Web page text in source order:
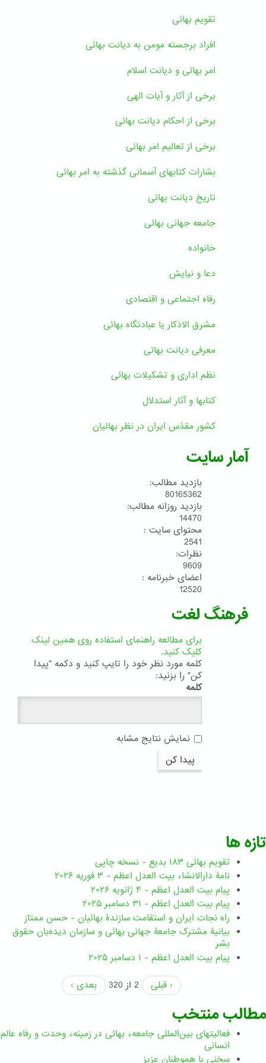
تقویم بهائی
افراد برجسته مومن به دیانت بهائی
امر بهائی و دیانت اسلام
برخی از آثار و آیات الهی
برخی از احکام دیانت بهائی
برخی از تعالیم امر بهائی
بشارات کتابهای آسمانی گذشته به امر بهائی
تاریخ دیانت بهائی
جامعه جهانی بهائی
خانواده
دعا و نیایش
رفاه اجتماعی و اقتصادی
مشرق الاذکار یا عبادتگاه بهائی
معرفی دیانت بهائی
نظم اداری و تشکیلات بهائی
کتابها و آثار استدلال
کشور مقدّس ایران در نظر بهائیان
آمار سایت
بازدید مطالب:
80165362
بازدید روزانه مطالب:
14470
محتوای سایت :
2541
نظرات:
9609
اعضای خبرنامه :
12520
فرهنگ لغت
برای مطالعه راهنمای استفاده روی همین لینک
کلیک کنید.
کلمه مورد نظر خود را تایپ کنید و دکمه "پیدا
کن" را بزنید:
کلمه
نمایش نتایج مشابه
پیدا کن
تازه ها
تقویم بهائی ۱۸۳ بدیع - نسخه چاپی
نامۀ دارالانشاء بیت العدل اعظم - ۳ فوریه ۲۰۲۶
پیام بیت العدل اعظم - ۴ ژانویه ۲۰۲۶
پیام بیت العدل اعظم - ۳۱ دسامبر ۲۰۲۵
راه نجات ایران و استقامت سازندۀ بهائیان - حسن ممتاز
بیانیۀ مشترک جامعۀ جهانی بهائی و سازمان دیده‌بان حقوق
بشر
پیام بیت العدل اعظم - ۱ دسامبر ۲۰۲۵
‹ قبلی
2 از 320 بعدی ›
مطالب منتخب
فعالیتهای بین‌المللی جامعهء بهائی در زمینهء وحدت و رفاه عالم
انسانی
سخنی با هموطنان عزیز